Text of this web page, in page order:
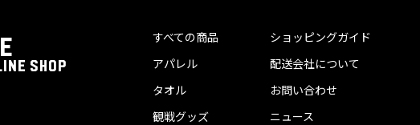
SHOP
すべての商品
アパレル
タオル
観戦グッズ
ショッピングガイド
配送会社について
お問い合わせ
ニュース